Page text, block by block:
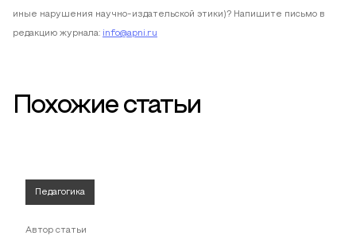
иные нарушения научно-издательской этики)? Напишите письмо в
редакцию журнала: info@apni.ru
Похожие статьи
Педагогика
Автор статьи